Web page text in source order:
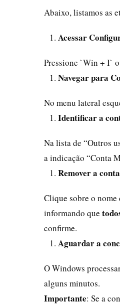
Abaixo, listamos as
Acessar
Pressione `Win + I`
Navegar para
No menu lateral
Identificar a
Na lista de “Outros
a indicação “Conta
Remover a conta
Clique sobre o nome
informando que
confirme.
Aguardar a
O Windows
alguns minutos.
Importante: Se a